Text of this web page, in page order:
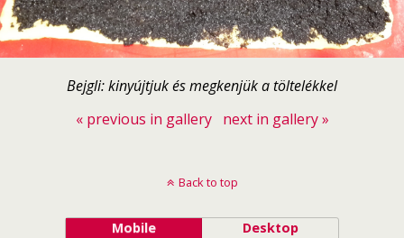
Bejgli: kinyújtjuk és megkenjük a töltelékkel
« previous in gallery
next in gallery »
Back to top
Mobile Desktop